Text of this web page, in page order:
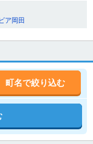
ア岡田
町名で絞り込む